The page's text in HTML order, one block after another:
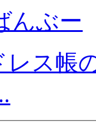
んぶー
ス帳